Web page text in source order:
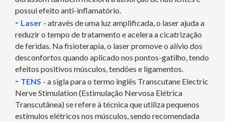
possui efeito anti-inflamatório.
- Laser - através de uma luz amplificada, o laser ajuda a
reduzir o tempo de tratamento e acelera a cicatrização
de feridas. Na fisioterapia, o laser promove o alívio dos
desconfortos quando aplicado nos pontos-gatilho, tendo
efeitos positivos músculos, tendões e ligamentos.
- TENS - a sigla para o termo inglês Transcutane Electric
Nerve Stimulation (Estimulação Nervosa Elétrica
Transcutânea) se refere à técnica que utiliza pequenos
estímulos elétricos nos músculos, sendo recomendada